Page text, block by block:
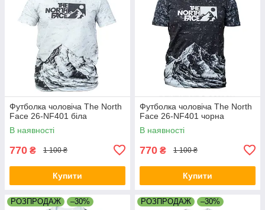
Футболка чоловіча The North
Face 26-NF401 біла
В наявності
770 ₴ 1 100 ₴
Купити
Футболка чоловіча The North
Face 26-NF401 чорна
В наявності
770 ₴ 1 100 ₴
Купити
РОЗПРОДАЖ –30% РОЗПРОДАЖ –30%